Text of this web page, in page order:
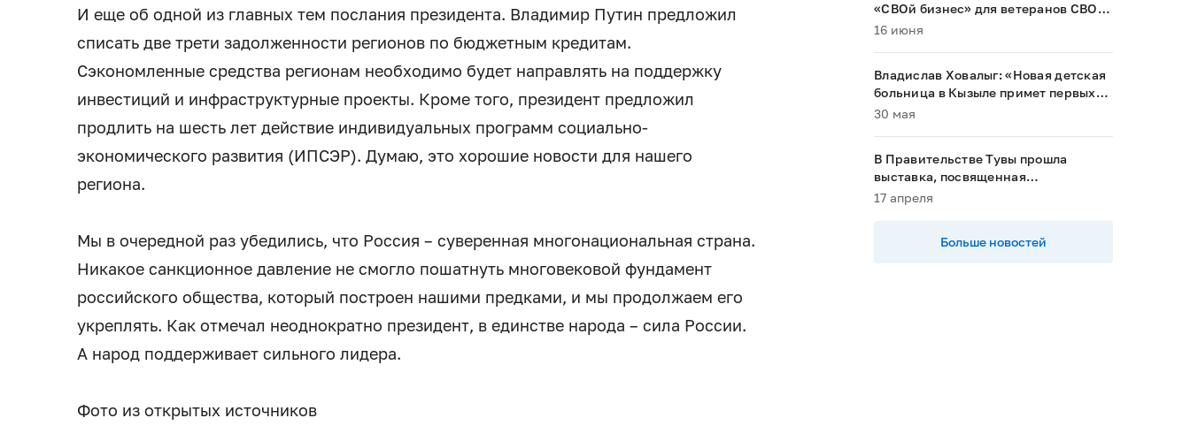
И еще об одной из главных тем послания президента. Владимир Путин предложил
списать две трети задолженности регионов по бюджетным кредитам.
Сэкономленные средства регионам необходимо будет направлять на поддержку
инвестиций и инфраструктурные проекты. Кроме того, президент предложил
продлить на шесть лет действие индивидуальных программ социально-
экономического развития (ИПСЭР). Думаю, это хорошие новости для нашего
региона.
Мы в очередной раз убедились, что Россия – суверенная многонациональная страна.
Никакое санкционное давление не смогло пошатнуть многовековой фундамент
российского общества, который построен нашими предками, и мы продолжаем его
укреплять. Как отмечал неоднократно президент, в единстве народа – сила России.
А народ поддерживает сильного лидера.
Фото из открытых источников
«СВОй бизнес» для ветеранов СВО и
их семей
16 июня
Владислав Ховалыг: «Новая детская
больница в Кызыле примет первых
пациентов в 2028 году»
30 мая
В Правительстве Тувы прошла
выставка, посвященная
национальным проектам
17 апреля
Больше новостей